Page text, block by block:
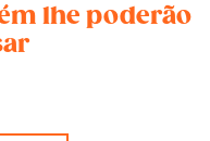
lhe poderão